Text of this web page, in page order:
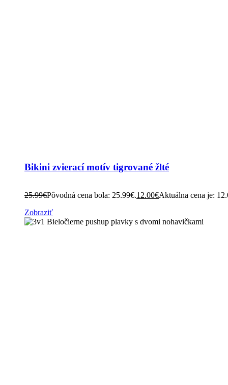
Bikini zvierací motív tigrované žlté
25.99€Pôvodná cena bola: 25.99€.12.00€Aktuálna cena je:
Zobraziť